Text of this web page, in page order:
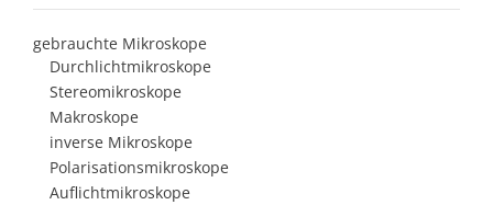
gebrauchte Mikroskope
Durchlichtmikroskope
Stereomikroskope
Makroskope
inverse Mikroskope
Polarisationsmikroskope
Auflichtmikroskope